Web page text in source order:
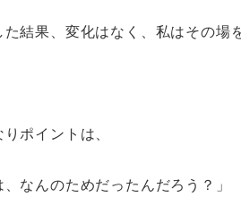
結果、変化はなく、私はその場
ポイントは、
なんのためだったんだろう？」